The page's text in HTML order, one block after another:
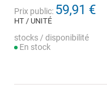
Prix public: 59,91 €
HT / UNITÉ
stocks / disponibilité
En stock